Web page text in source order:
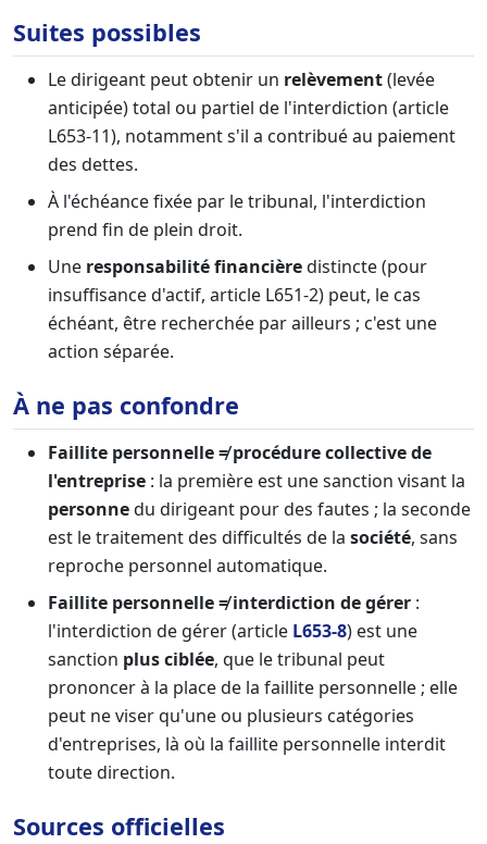
Suites possibles
Le dirigeant peut obtenir un relèvement(levée
anticipée) total ou partiel de l'interdiction (article
L653-11), notamment s'il a contribué au paiement
des dettes.
À l'échéance fixée par le tribunal, l'interdiction
prend fin de plein droit.
Une responsabilité financièredistincte (pour
insuffisance d'actif, article L651-2) peut, le cas
échéant, être recherchée par ailleurs ; c'est une
action séparée.
À ne pas confondre
Faillite personnelle ≠ procédure collective de
l'entreprise : la première est une sanction visant la
personnedu dirigeant pour des fautes ; la seconde
est le traitement des difficultés de la société, sans
reproche personnel automatique.
Faillite personnelle ≠ interdiction de gérer :
l'interdiction de gérer (article L653-8) est une
sanction plus ciblée, que le tribunal peut
prononcer à la place de la faillite personnelle ; elle
peut ne viser qu'une ou plusieurs catégories
d'entreprises, là où la faillite personnelle interdit
toute direction.
Sources officielles